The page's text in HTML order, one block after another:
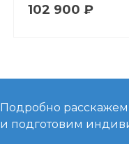
102 900 ₽
Подробно расскажем
и подготовим